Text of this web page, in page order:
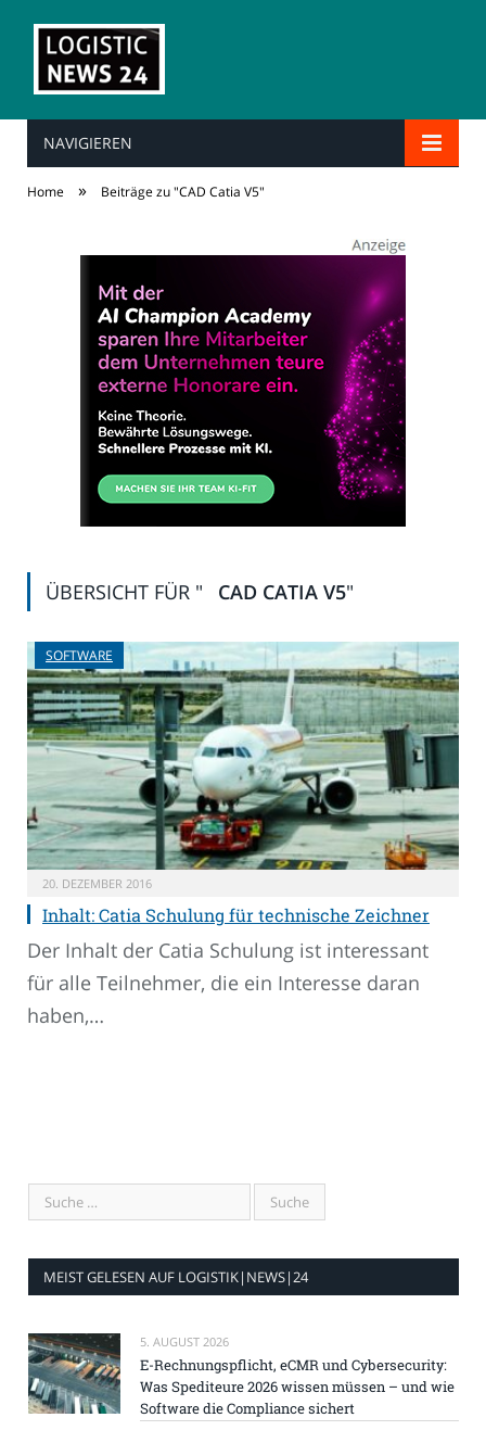
NAVIGIEREN
Home » Beiträge zu "CAD Catia V5"
ÜBERSICHT FÜR " CAD CATIA V5"
SOFTWARE
20. DEZEMBER 2016
Inhalt: Catia Schulung für technische Zeichner
Der Inhalt der Catia Schulung ist interessant
für alle Teilnehmer, die ein Interesse daran
haben,…
MEIST GELESEN AUF LOGISTIK|NEWS|24
5. AUGUST 2026
E-Rechnungspflicht, eCMR und Cybersecurity:
Was Spediteure 2026 wissen müssen – und wie
Software die Compliance sichert